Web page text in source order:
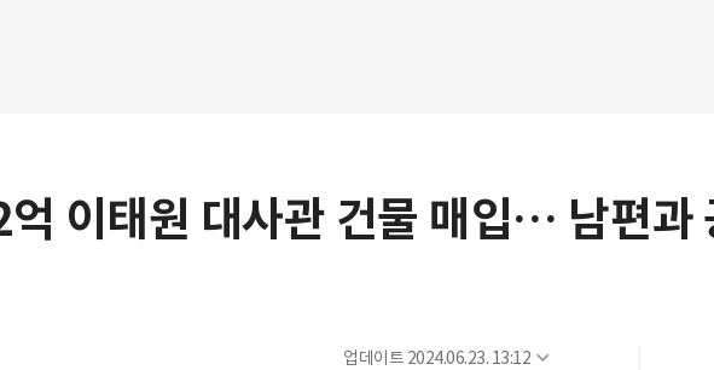
이태원 대사관 건물 매입… 남편과
업데이트 2024.06.23. 13:12